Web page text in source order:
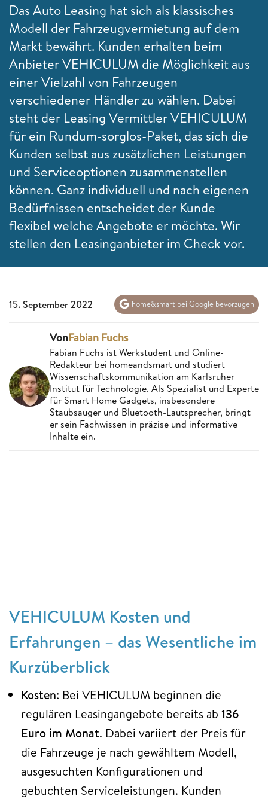
Das Auto Leasing hat sich als klassisches
Modell der Fahrzeugvermietung auf dem
Markt bewährt. Kunden erhalten beim
Anbieter VEHICULUM die Möglichkeit aus
einer Vielzahl von Fahrzeugen
verschiedener Händler zu wählen. Dabei
steht der Leasing Vermittler VEHICULUM
für ein Rundum-sorglos-Paket, das sich die
Kunden selbst aus zusätzlichen Leistungen
und Serviceoptionen zusammenstellen
können. Ganz individuell und nach eigenen
Bedürfnissen entscheidet der Kunde
flexibel welche Angebote er möchte. Wir
stellen den Leasinganbieter im Check vor.
15. September 2022 home&smart bei Google bevorzugen
VonFabian Fuchs
Fabian Fuchs ist Werkstudent und Online-
Redakteur bei homeandsmart und studiert
Wissenschaftskommunikation am Karlsruher
Institut für Technologie. Als Spezialist und Experte
für Smart Home Gadgets, insbesondere
Staubsauger und Bluetooth-Lautsprecher, bringt
er sein Fachwissen in präzise und informative
Inhalte ein.
VEHICULUM Kosten und
Erfahrungen – das Wesentliche im
Kurzüberblick
Kosten: Bei VEHICULUM beginnen die
regulären Leasingangebote bereits ab 136
Euro im Monat. Dabei variiert der Preis für
die Fahrzeuge je nach gewähltem Modell,
ausgesuchten Konfigurationen und
gebuchten Serviceleistungen. Kunden